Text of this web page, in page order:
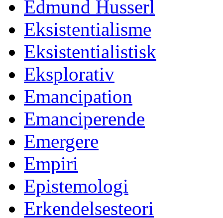
Edmund Husserl
Eksistentialisme
Eksistentialistisk
Eksplorativ
Emancipation
Emanciperende
Emergere
Empiri
Epistemologi
Erkendelsesteori